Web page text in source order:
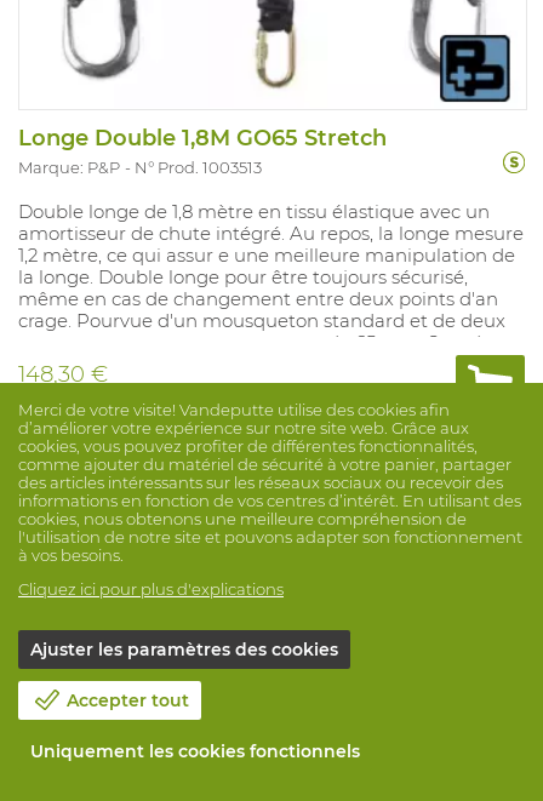
Longe Double 1,8M GO65 Stretch
Marque: P&P N° Prod. 1003513
Double longe de 1,8 mètre en tissu élastique avec un
amortisseur de chute intégré. Au repos, la longe mesure
1,2 mètre, ce qui assur e une meilleure manipulation de
la longe. Double longe pour être toujours sécurisé,
même en cas de changement entre deux points d'an
crage. Pourvue d'un mousqueton standard et de deux
mousquetons avec une ouverture de 65 mm. Sert de
lien entre le point d'ancrage et le harnais.
148,30 €
Comparer
Merci de votre visite! Vandeputte utilise des cookies afin
d’améliorer votre expérience sur notre site web. Grâce aux
cookies, vous pouvez profiter de différentes fonctionnalités,
comme ajouter du matériel de sécurité à votre panier, partager
des articles intéressants sur les réseaux sociaux ou recevoir des
informations en fonction de vos centres d’intérêt. En utilisant des
cookies, nous obtenons une meilleure compréhension de
l'utilisation de notre site et pouvons adapter son fonctionnement
à vos besoins.
Cliquez ici pour plus d'explications
Ajuster les paramètres des cookies
Accepter tout
Uniquement les cookies fonctionnels